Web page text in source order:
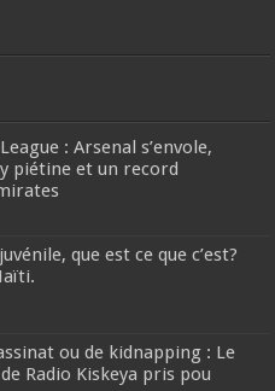
: Arsenal s’envole,
piétine et un record
que est ce que c’est?
ou de kidnapping : Le
Radio Kiskeya pris pou